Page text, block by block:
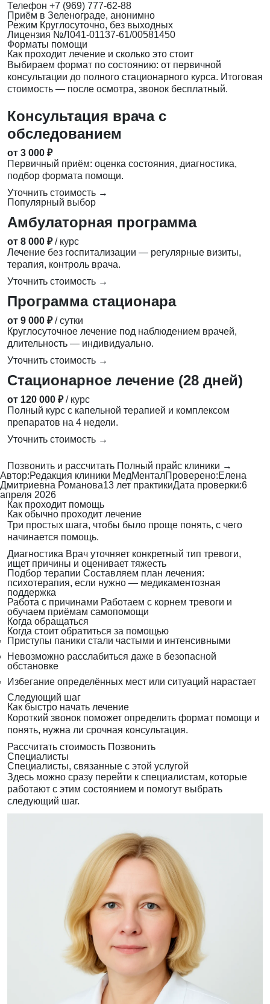
Телефон +7 (969) 777-62-88
Приём в Зеленограде, анонимно
Режим Круглосуточно, без выходных
Лицензия №Л041-01137-61/00581450
Форматы помощи
Как проходит лечение и сколько это стоит
Выбираем формат по состоянию: от первичной
консультации до полного стационарного курса. Итоговая
стоимость — после осмотра, звонок бесплатный.
Консультация врача с
обследованием
от 3 000 ₽
Первичный приём: оценка состояния, диагностика,
подбор формата помощи.
Уточнить стоимость →
Популярный выбор
Амбулаторная программа
от 8 000 ₽ / курс
Лечение без госпитализации — регулярные визиты,
терапия, контроль врача.
Уточнить стоимость →
Программа стационара
от 9 000 ₽ / сутки
Круглосуточное лечение под наблюдением врачей,
длительность — индивидуально.
Уточнить стоимость →
Стационарное лечение (28 дней)
от 120 000 ₽ / курс
Полный курс с капельной терапией и комплексом
препаратов на 4 недели.
Уточнить стоимость →
Позвонить и рассчитать Полный прайс клиники →
Автор:Редакция клиники МедМенталПроверено:Елена
Дмитриевна Романова13 лет практикиДата проверки:6
апреля 2026
Как проходит помощь
Как обычно проходит лечение
Три простых шага, чтобы было проще понять, с чего
начинается помощь.
Диагностика Врач уточняет конкретный тип тревоги,
ищет причины и оценивает тяжесть
Подбор терапии Составляем план лечения:
психотерапия, если нужно — медикаментозная
поддержка
Работа с причинами Работаем с корнем тревоги и
обучаем приёмам самопомощи
Когда обращаться
Когда стоит обратиться за помощью
Приступы паники стали частыми и интенсивными
Невозможно расслабиться даже в безопасной
обстановке
Избегание определённых мест или ситуаций нарастает
Следующий шаг
Как быстро начать лечение
Короткий звонок поможет определить формат помощи и
понять, нужна ли срочная консультация.
Рассчитать стоимость Позвонить
Специалисты
Специалисты, связанные с этой услугой
Здесь можно сразу перейти к специалистам, которые
работают с этим состоянием и помогут выбрать
следующий шаг.